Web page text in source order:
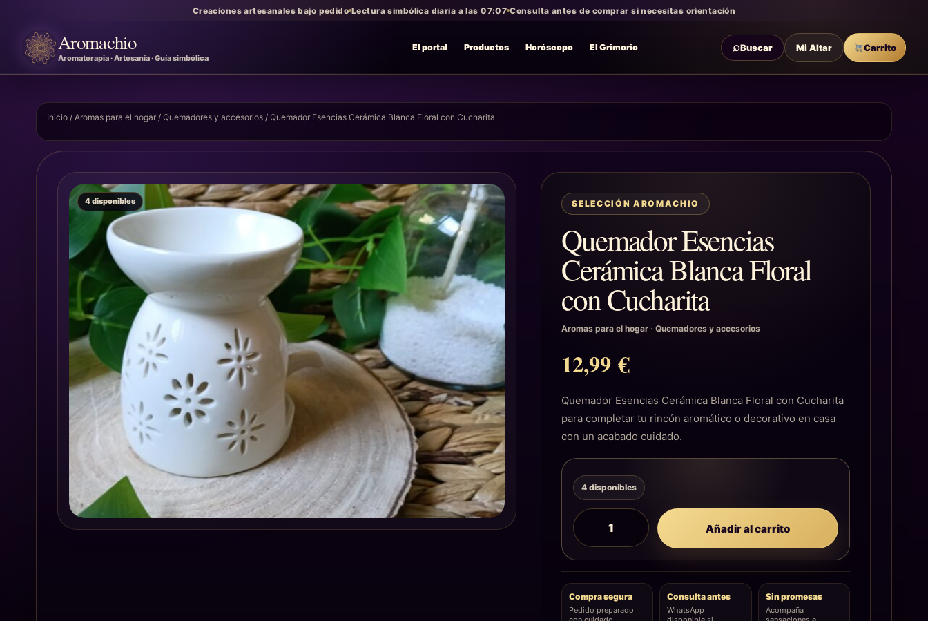
Creaciones artesanales bajo pedido Lectura simbólica diaria a las 07:07 Consulta antes de comprar si necesitas orientación
Aromachio
Aromaterapia · Artesanía · Guía simbólica
El portal Productos Horóscopo El Grimorio ⌕Buscar Mi Altar Carrito
Inicio / Aromas para el hogar / Quemadores y accesorios / Quemador Esencias Cerámica Blanca Floral con Cucharita
4 disponibles SELECCIÓN AROMACHIO
Quemador Esencias
Cerámica Blanca Floral
con Cucharita
Aromas para el hogar ·Quemadores y accesorios
12,99€
Quemador Esencias Cerámica Blanca Floral con Cucharita
para completar tu rincón aromático o decorativo en casa
con un acabado cuidado.
4 disponibles
Añadir al carrito
Compra segura
Pedido preparado
Consulta antes
WhatsApp
Sin promesas
Acompaña